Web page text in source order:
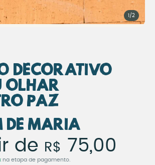
1/2
Decorativo
Olhar
Paz
de Maria
Decorativo Sob
de R$ 75,00
na etapa de pagamento.